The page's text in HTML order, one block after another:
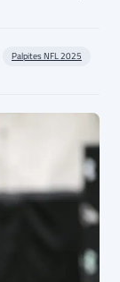
Palpites NFL 2025